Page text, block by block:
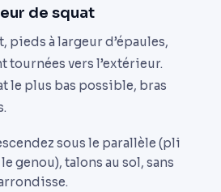
de squat
pieds à largeur d’épaules,
tournées vers l’extérieur.
le plus bas possible, bras
sous le parallèle (pli
genou), talons au sol, sans